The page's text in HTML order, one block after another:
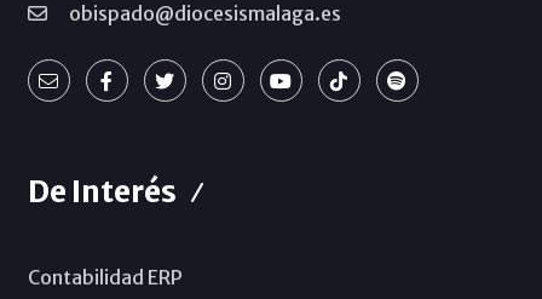
obispado@diocesismalaga.es
De Interés
Contabilidad ERP